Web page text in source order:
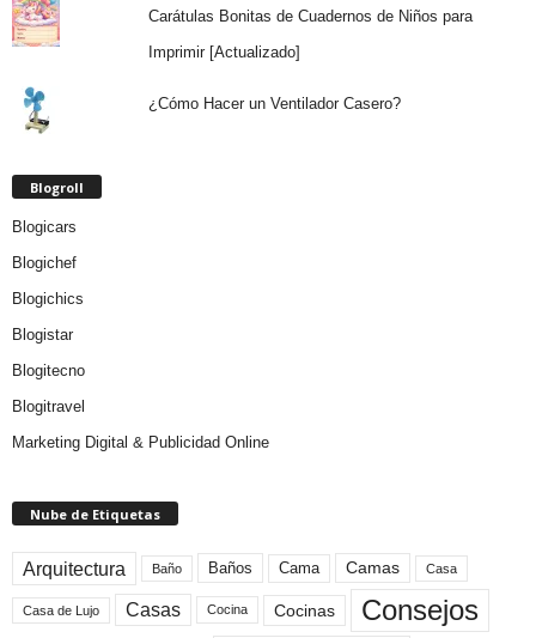
Carátulas Bonitas de Cuadernos de Niños para
Imprimir [Actualizado]
¿Cómo Hacer un Ventilador Casero?
Blogroll
Blogicars
Blogichef
Blogichics
Blogistar
Blogitecno
Blogitravel
Marketing Digital & Publicidad Online
Nube de Etiquetas
Arquitectura Baño Baños Cama Camas Casa
Casa de Lujo Casas Cocina Cocinas Consejos